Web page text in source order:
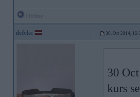
defekc 30. Oct 2014,
30
kurs